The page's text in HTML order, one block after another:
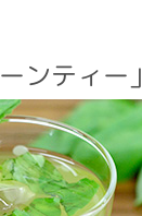
ンティー」